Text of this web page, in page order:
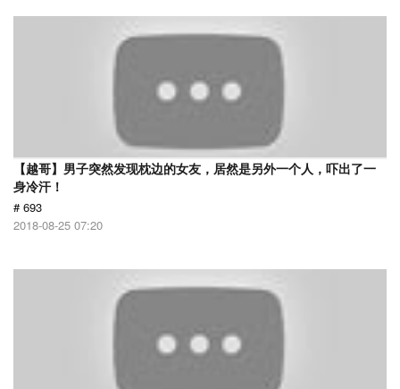
【越哥】男子突然发现枕边的女友，居然是另外一个人，吓出了一
身冷汗！
# 693
2018-08-25 07:20